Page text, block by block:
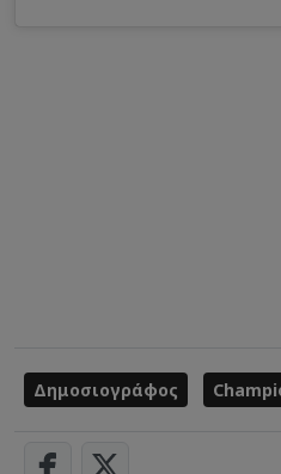
Δημοσιογράφος